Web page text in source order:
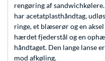
rengøring af
har acetatplasthåndtag,
ringe, et blæserør og en
hærdet fjederstål og en
håndtaget. Den lange lanse
mod afkøling.